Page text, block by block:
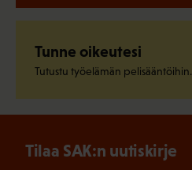
Tunne oikeutesi
Tutustu työelämän pelisääntöihin.
Tilaa SAK:n uutiskirje